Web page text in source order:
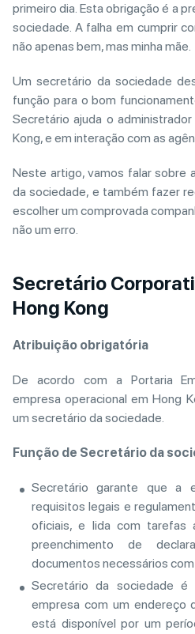
primeiro dia. Esta obrigação é a
sociedade. A falha em cumprir
não apenas bem, mas minha mãe.
Um secretário da sociedade
função para o bom
Secretário ajuda o
Kong, e em interação com as
Neste artigo, vamos falar sobre
da sociedade, e também fazer
escolher um comprovada
não um erro.
Secretário
Hong Kong
Atribuição obrigatória
De acordo com a Portaria
empresa operacional em Hong
um secretário da sociedade.
Função de Secretário da
Secretário garante que a
requisitos legais e
oficiais, e lida com tarefas
preenchimento de
documentos necessários
Secretário da sociedade é
empresa com um endereço
está disponível por um